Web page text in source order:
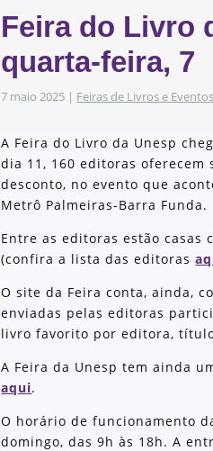
Feira do Livro
quarta-feira, 7
7 maio 2025 | Feiras de Livros e Eventos
A Feira do Livro da Unesp
dia 11, 160 editoras oferecem
desconto, no evento que
Metrô Palmeiras-Barra Funda.
Entre as editoras estão casas
(confira a lista das editoras
O site da Feira conta, ainda,
enviadas pelas editoras
livro favorito por editora,
A Feira da Unesp tem ainda
aqui.
O horário de funcionamento
domingo, das 9h às 18h. A